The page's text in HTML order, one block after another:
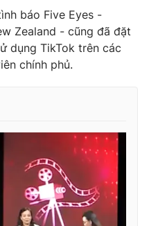
Thể thao
động sản
mình bằng AI
báo Five Eyes -
Zealand - cũng đã đặt
dụng TikTok trên các
chính phủ.